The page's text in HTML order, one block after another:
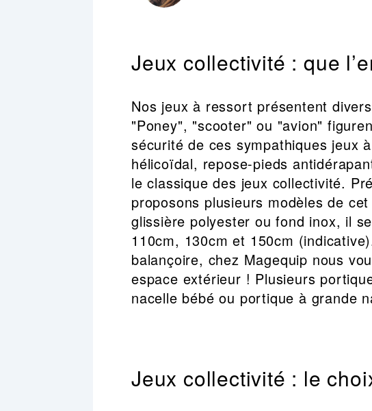
Jeux collectivité : que
Nos jeux à ressort présentent
"Poney", "scooter" ou "avion"
sécurité de ces sympathiques jeux
hélicoïdal, repose-pieds
le classique des jeux collectivité.
proposons plusieurs modèles de
glissière polyester ou fond inox, il
110cm, 130cm et 150cm
balançoire, chez Magequip nous
espace extérieur ! Plusieurs
nacelle bébé ou portique à grande
Jeux collectivité : le